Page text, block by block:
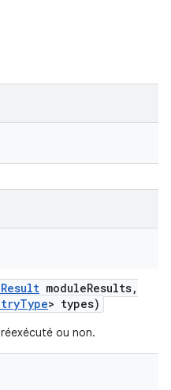
Result moduleResults,
Type> types)
ou non.